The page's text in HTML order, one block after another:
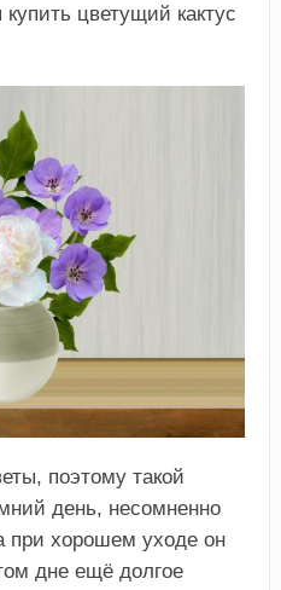
цветущий кактус
поэтому такой
день, несомненно
при хорошем уходе он
дне ещё долгое